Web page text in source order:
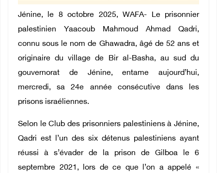
Jénine, le 8 octobre 2025, WAFA- Le prisonnier
palestinien Yaacoub Mahmoud Ahmad Qadri,
connu sous le nom de Ghawadra, âgé de 52 ans et
originaire du village de Bir al-Basha, au sud du
gouvernorat de Jénine, entame aujourd’hui,
mercredi, sa 24e année consécutive dans les
prisons israéliennes.
Selon le Club des prisonniers palestiniens à Jénine,
Qadri est l’un des six détenus palestiniens ayant
réussi à s’évader de la prison de Gilboa le 6
septembre 2021, lors de ce que l’on a appelé «